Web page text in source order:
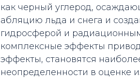
как черный углерод,
абляцию льда и снега и
гидросферой и
комплексные эффекты
эффекты, становятся
неопределенности в оценке